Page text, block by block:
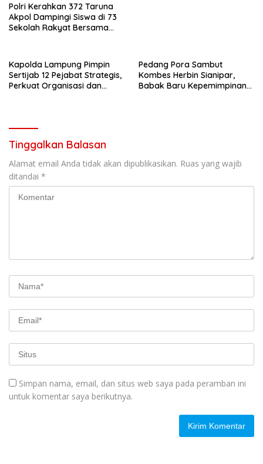
Polri Kerahkan 372 Taruna
Akpol Dampingi Siswa di 73
Sekolah Rakyat Bersama
Kapolda Lampung Pimpin
Sertijab 12 Pejabat Strategis,
Perkuat Organisasi dan
Pedang Pora Sambut
Kombes Herbin Sianipar,
Babak Baru Kepemimpinan
Tinggalkan Balasan
Alamat email Anda tidak akan dipublikasikan. Ruas yang wajib
ditandai *
Simpan nama, email, dan situs web saya pada peramban ini
untuk komentar saya berikutnya.